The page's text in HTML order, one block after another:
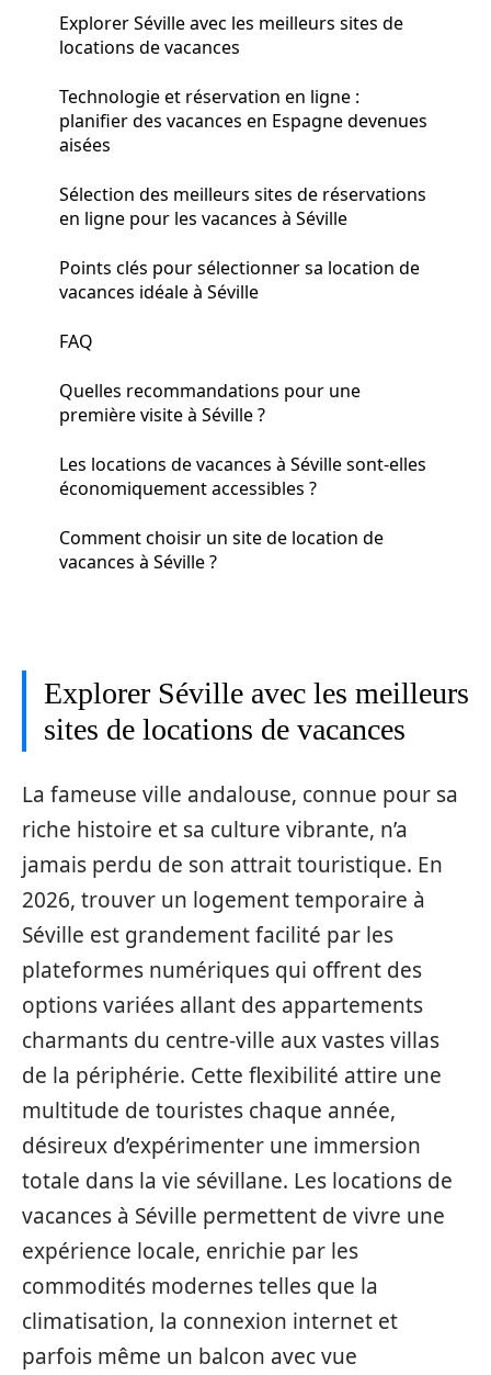
Explorer Séville avec les meilleurs sites de
locations de vacances
Technologie et réservation en ligne :
planifier des vacances en Espagne devenues
aisées
Sélection des meilleurs sites de réservations
en ligne pour les vacances à Séville
Points clés pour sélectionner sa location de
vacances idéale à Séville
FAQ
Quelles recommandations pour une
première visite à Séville ?
Les locations de vacances à Séville sont-elles
économiquement accessibles ?
Comment choisir un site de location de
vacances à Séville ?
Explorer Séville avec les meilleurs
sites de locations de vacances
La fameuse ville andalouse, connue pour sa
riche histoire et sa culture vibrante, n’a
jamais perdu de son attrait touristique. En
2026, trouver un logement temporaire à
Séville est grandement facilité par les
plateformes numériques qui offrent des
options variées allant des appartements
charmants du centre-ville aux vastes villas
de la périphérie. Cette flexibilité attire une
multitude de touristes chaque année,
désireux d’expérimenter une immersion
totale dans la vie sévillane. Les locations de
vacances à Séville permettent de vivre une
expérience locale, enrichie par les
commodités modernes telles que la
climatisation, la connexion internet et
parfois même un balcon avec vue